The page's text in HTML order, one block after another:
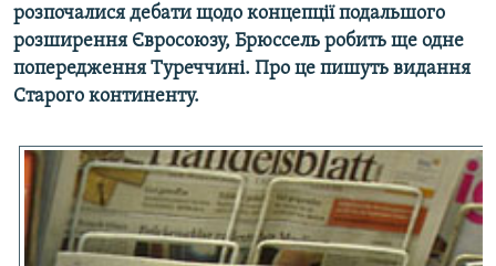
СПЕЦПРОЄКТИ
ПОДКАСТИ
КРИМ РЕАЛІЇ
УКР
КТАТ
розпочалися дебати щодо концепції подальшого
розширення Євросоюзу, Брюссель робить ще одне
попередження Туреччині. Про це пишуть видання
Старого континенту.